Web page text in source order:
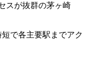
スが抜群の茅ヶ崎
で各主要駅までアク